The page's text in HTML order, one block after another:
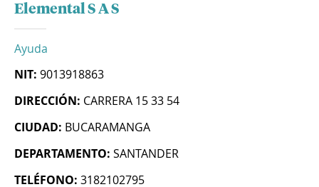
Elemental S A S
Ayuda
NIT: 9013918863
DIRECCIÓN: CARRERA 15 33 54
CIUDAD: BUCARAMANGA
DEPARTAMENTO: SANTANDER
TELÉFONO: 3182102795